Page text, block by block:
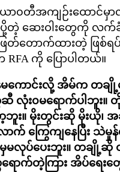
ာ၀တီအကျဉ်းထောင်မှ
ပို့တဲ့ ဆေးဝါးတွေကို လက်
တ်တောက်ထားတဲ့ ဖြစ်ရပ်
RFA ကို ပြောပါတယ်။
မကောင်းလို့ အိမ်က တခ
လုံး၀မရောက်ပါဘူး
ဘူး။ မိုးတွင်းဆို မိုးယို၊
ာက် ကြွေကျနေပြီး သဲ
မလုပ်ပေးဘူး။ တချို့ဆို
ရောက်တဲ့ကြား အိပ်ရေး